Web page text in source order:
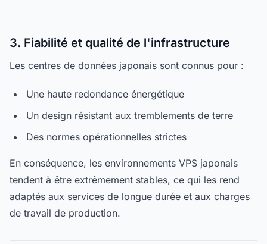
3. Fiabilité et qualité de l'infrastructure
Les centres de données japonais sont connus pour :
Une haute redondance énergétique
Un design résistant aux tremblements de terre
Des normes opérationnelles strictes
En conséquence, les environnements VPS japonais
tendent à être extrêmement stables, ce qui les rend
adaptés aux services de longue durée et aux charges
de travail de production.